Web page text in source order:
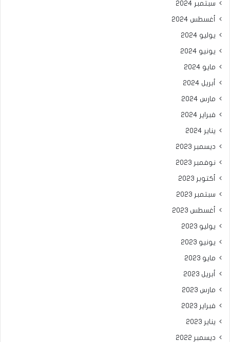
سبتمبر 2024
أغسطس 2024
يوليو 2024
يونيو 2024
مايو 2024
أبريل 2024
مارس 2024
فبراير 2024
يناير 2024
ديسمبر 2023
نوفمبر 2023
أكتوبر 2023
سبتمبر 2023
أغسطس 2023
يوليو 2023
يونيو 2023
مايو 2023
أبريل 2023
مارس 2023
فبراير 2023
يناير 2023
ديسمبر 2022